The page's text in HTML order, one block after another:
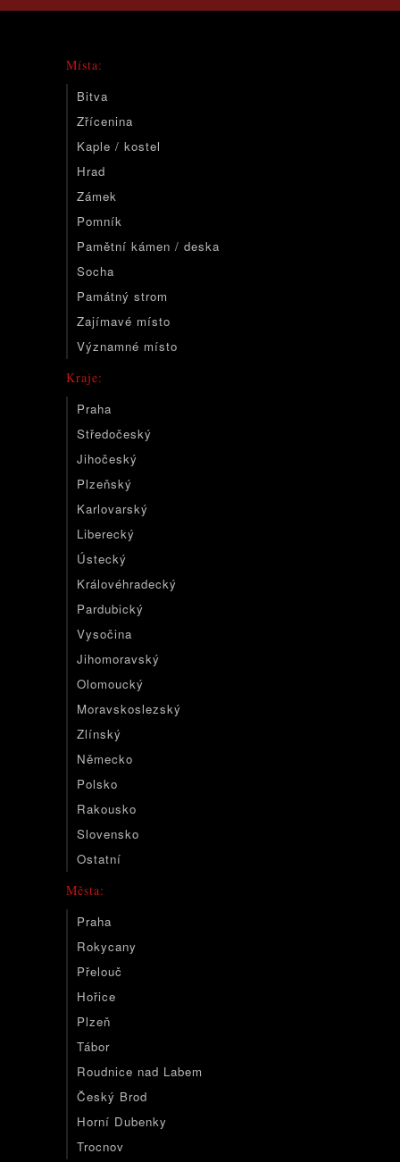
Místa:
Bitva
Zřícenina
Kaple / kostel
Hrad
Zámek
Pomník
Pamětní kámen / deska
Socha
Památný strom
Zajímavé místo
Významné místo
Kraje:
Praha
Středočeský
Jihočeský
Plzeňský
Karlovarský
Liberecký
Ústecký
Královéhradecký
Pardubický
Vysočina
Jihomoravský
Olomoucký
Moravskoslezský
Zlínský
Německo
Polsko
Rakousko
Slovensko
Ostatní
Města:
Praha
Rokycany
Přelouč
Hořice
Plzeň
Tábor
Roudnice nad Labem
Český Brod
Horní Dubenky
Trocnov